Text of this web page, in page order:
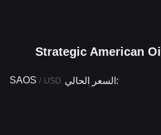
شراء (SAOS) Strategic American Oil
SAOS / USD السعر الحالي: